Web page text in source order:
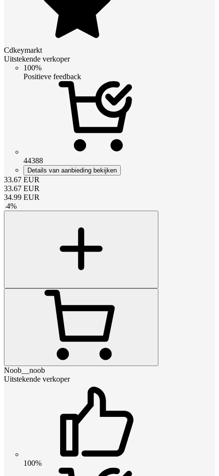
Cdkeymarkt
Uitstekende verkoper
100%
Positieve feedback
44388
Details van aanbieding bekijken
33.67 EUR
33.67 EUR
34.99 EUR
-4%
Noob__noob
Uitstekende verkoper
100%